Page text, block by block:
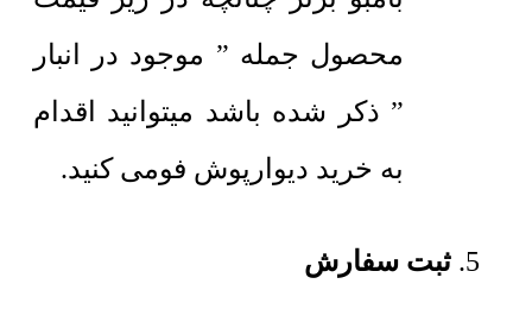
محصول جمله ” موجود در انبار
” ذکر شده باشد میتوانید اقدام
به خرید دیوارپوش فومی کنید.
ثبت سفارش